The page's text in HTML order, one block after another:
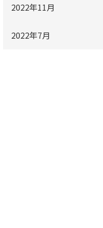
2022年11月
2022年7月